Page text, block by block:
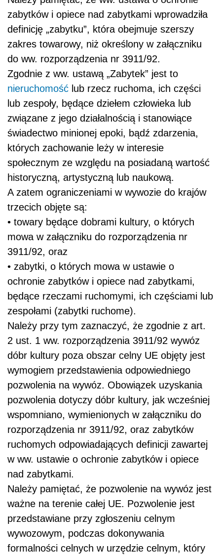
zabytków i opiece nad zabytkami wprowadziła
definicję „zabytku”, która obejmuje szerszy
zakres towarowy, niż określony w załączniku
do ww. rozporządzenia nr 3911/92.
Zgodnie z ww. ustawą „Zabytek” jest to
nieruchomość lub rzecz ruchoma, ich części
lub zespoły, będące dziełem człowieka lub
związane z jego działalnością i stanowiące
świadectwo minionej epoki, bądź zdarzenia,
których zachowanie leży w interesie
społecznym ze względu na posiadaną wartość
historyczną, artystyczną lub naukową.
A zatem ograniczeniami w wywozie do krajów
trzecich objęte są:
• towary będące dobrami kultury, o których
mowa w załączniku do rozporządzenia nr
3911/92, oraz
• zabytki, o których mowa w ustawie o
ochronie zabytków i opiece nad zabytkami,
będące rzeczami ruchomymi, ich częściami lub
zespołami (zabytki ruchome).
Należy przy tym zaznaczyć, że zgodnie z art.
2 ust. 1 ww. rozporządzenia 3911/92 wywóz
dóbr kultury poza obszar celny UE objęty jest
wymogiem przedstawienia odpowiedniego
pozwolenia na wywóz. Obowiązek uzyskania
pozwolenia dotyczy dóbr kultury, jak wcześniej
wspomniano, wymienionych w załączniku do
rozporządzenia nr 3911/92, oraz zabytków
ruchomych odpowiadających definicji zawartej
w ww. ustawie o ochronie zabytków i opiece
nad zabytkami.
Należy pamiętać, że pozwolenie na wywóz jest
ważne na terenie całej UE. Pozwolenie jest
przedstawiane przy zgłoszeniu celnym
wywozowym, podczas dokonywania
formalności celnych w urzędzie celnym, który